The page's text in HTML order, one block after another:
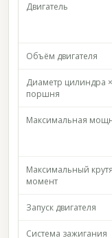
Двигатель
Объём двигателя
Диаметр цилиндра
поршня
Максимальная
Максимальный
момент
Запуск двигателя
Система зажигания